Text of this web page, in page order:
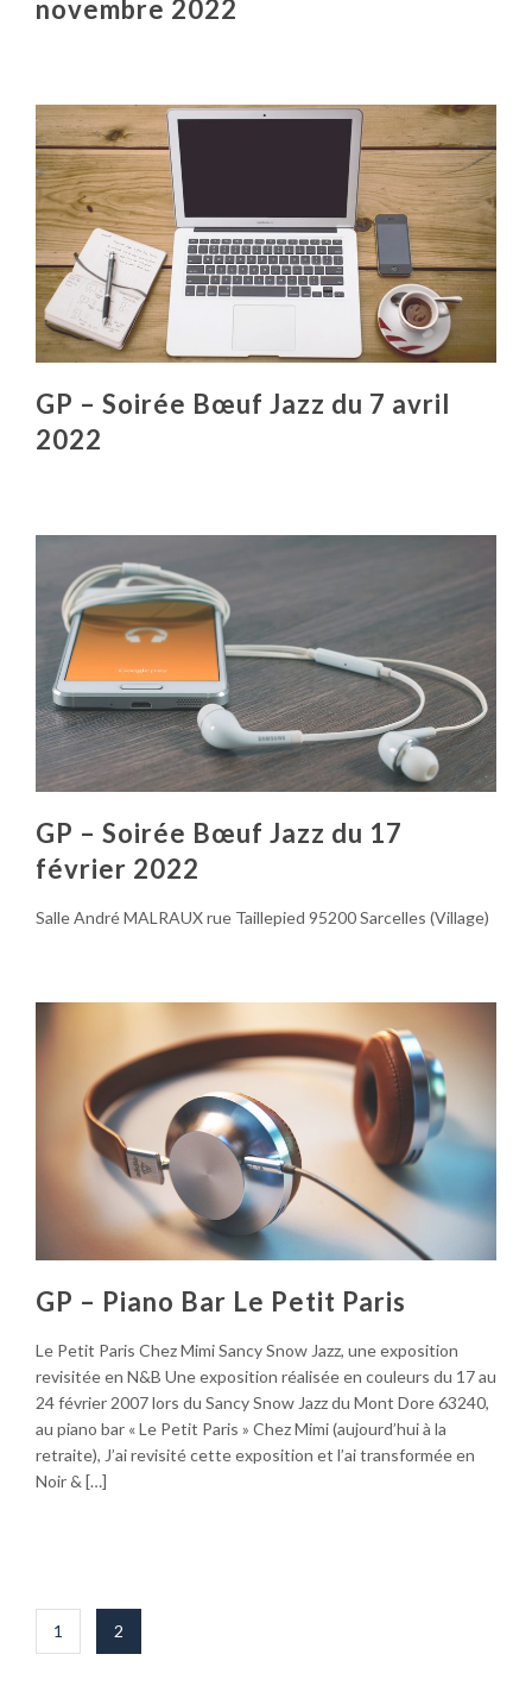
novembre 2022
GP – Soirée Bœuf Jazz du 7 avril
2022
GP – Soirée Bœuf Jazz du 17
février 2022
Salle André MALRAUX rue Taillepied 95200 Sarcelles (Village)
GP – Piano Bar Le Petit Paris
​Le Petit Paris Chez Mimi Sancy Snow Jazz, une exposition
revisitée en N&B Une exposition réalisée en couleurs du 17 au
24 février 2007 lors du Sancy Snow Jazz du Mont Dore 63240,
au piano bar « Le Petit Paris » Chez Mimi (aujourd’hui à la
retraite), J’ai revisité cette exposition et l’ai transformée en
Noir & […]
Pagination
des
1 2